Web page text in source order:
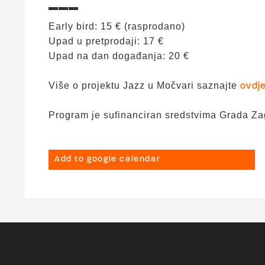
▬▬▬
Early bird: 15 € (rasprodano)
Upad u pretprodaji: 17 €
Upad na dan događanja: 20 €
Više o projektu Jazz u Močvari saznajte ovdje
Program je sufinanciran sredstvima Grada
Add to google calendar